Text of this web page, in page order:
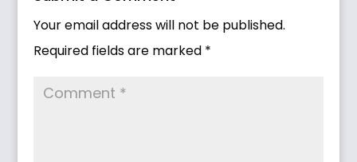
Your email address will not be published.
Required fields are marked *